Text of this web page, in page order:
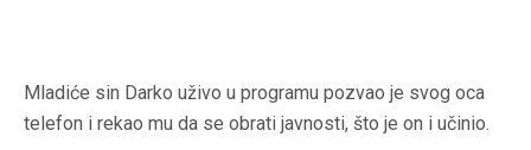
Mladiće sin Darko uživo u programu pozvao je svog oca
telefon i rekao mu da se obrati javnosti, što je on i učinio.